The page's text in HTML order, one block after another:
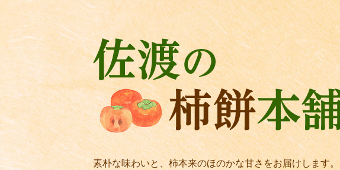
素朴な味わいと、柿本来のほのかな甘さをお届けします。